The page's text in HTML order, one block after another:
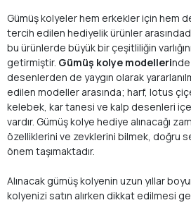
Gümüş kolyeler hem erkekler için hem
tercih edilen hediyelik ürünler
bu ürünlerde büyük bir çeşitliliğin
getirmiştir. Gümüş kolye modelleri
desenlerden de yaygın olarak
edilen modeller arasında; harf, lotus
kelebek, kar tanesi ve kalp desenleri
vardır. Gümüş kolye hediye alınacağı
özelliklerini ve zevklerini bilmek, doğru
önem taşımaktadır.
Alınacak gümüş kolyenin uzun yıllar
kolyenizi satın alırken dikkat edilmesi